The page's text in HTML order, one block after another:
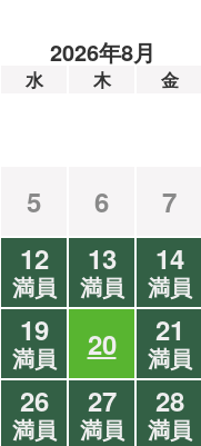
2026年8月
水 木 金
5 6 7
12
満員
13
満員
14
満員
19
満員 20 21
満員
26
満員
27
満員
28
満員